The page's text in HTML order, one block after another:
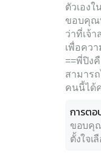
ตัวเอง
ขอบคุณ
ว่าที่เจ้
เพื่อคว
==พี่ปิง
สามาร
การตอ
ขอบคุ
ตั้งใจเ